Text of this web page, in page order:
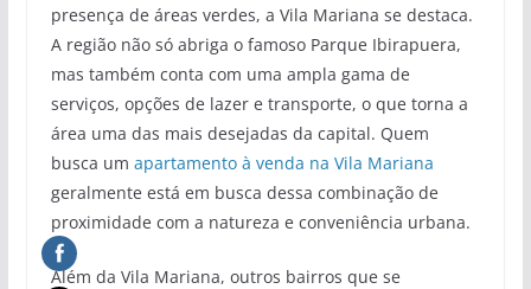
presença de áreas verdes, a Vila Mariana se destaca.
A região não só abriga o famoso Parque Ibirapuera,
mas também conta com uma ampla gama de
serviços, opções de lazer e transporte, o que torna a
área uma das mais desejadas da capital. Quem
busca um apartamento à venda na Vila Mariana
geralmente está em busca dessa combinação de
proximidade com a natureza e conveniência urbana.
Além da Vila Mariana, outros bairros que se